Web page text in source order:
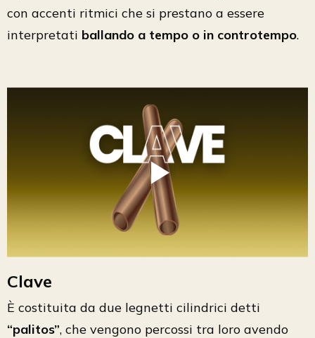
con accenti ritmici che si prestano a essere
interpretati ballando a tempo o in controtempo.
Clave
È costituita da due legnetti cilindrici detti
“palitos”, che vengono percossi tra loro avendo